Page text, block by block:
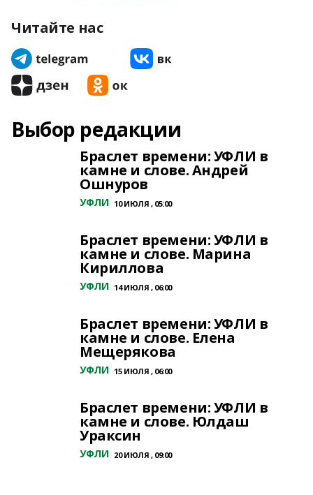
Читайте нас
Выбор редакции
Браслет времени: УФЛИ в
камне и слове. Андрей
Ошнуров
УФЛИ 10 ИЮЛЯ , 05:00
Браслет времени: УФЛИ в
камне и слове. Марина
Кириллова
УФЛИ 14 ИЮЛЯ , 06:00
Браслет времени: УФЛИ в
камне и слове. Елена
Мещерякова
УФЛИ 15 ИЮЛЯ , 06:00
Браслет времени: УФЛИ в
камне и слове. Юлдаш
Ураксин
УФЛИ 20 ИЮЛЯ , 09:00